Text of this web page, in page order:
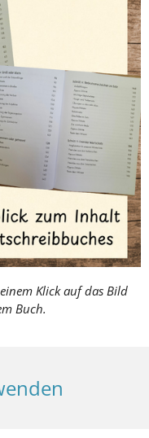
Klick auf das Bild
Buch.